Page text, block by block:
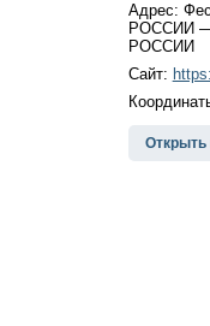
Адрес:
РОССИИ —
РОССИИ
Сайт:
Открыть